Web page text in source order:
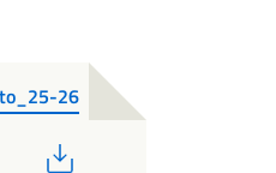
26